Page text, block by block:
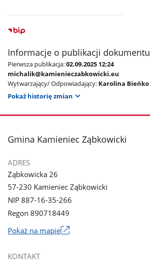
Informacje o publikacji dokumentu
Pierwsza publikacja:02.09.2025 12:24
michalik@kamienieczabkowicki.eu
Wytwarzający/ Odpowiadający: Karolina Bieńko
Pokaż historię zmian
stopka
Gmina Kamieniec Ząbkowicki
ADRES
Ząbkowicka 26
57-230 Kamieniec Ząbkowicki
NIP 887-16-35-266
Regon 890718449
Pokaż na mapieLink
KONTAKT